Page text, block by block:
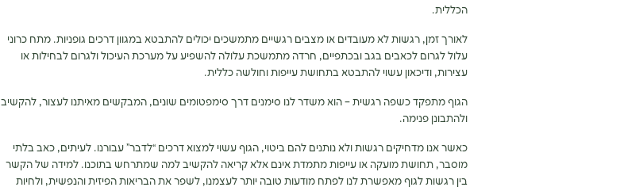
הכללית.
לאורך זמן, רגשות לא מעובדים או מצבים רגשיים מתמשכים יכולים להתבטא במגוון דרכים גופניות. מתח כרוני
עלול לגרום לכאבים בגב ובכתפיים, חרדה מתמשכת עלולה להשפיע על מערכת העיכול ולגרום לבחילות או
עצירות, ודיכאון עשוי להתבטא בתחושת עייפות וחולשה כללית.
הגוף מתפקד כשפה רגשית – הוא משדר לנו סימנים דרך סימפטומים שונים, המבקשים מאיתנו לעצור, להקשיב
ולהתבונן פנימה.
כאשר אנו מדחיקים רגשות ולא נותנים להם ביטוי, הגוף עשוי למצוא דרכים “לדבר” עבורנו. לעיתים, כאב בלתי
מוסבר, תחושת מועקה או עייפות מתמדת אינם אלא קריאה להקשיב למה שמתרחש בתוכנו. למידה של הקשר
בין רגשות לגוף מאפשרת לנו לפתח מודעות טובה יותר לעצמנו, לשפר את הבריאות הפיזית והנפשית, ולחיות